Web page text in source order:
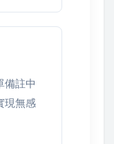
備註中
現無感